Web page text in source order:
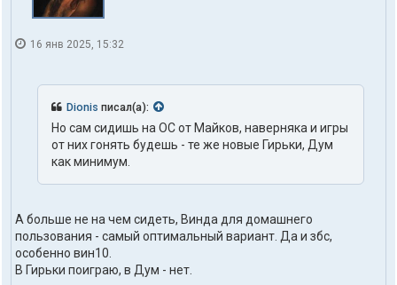
16 янв 2025, 15:32
Dionis писал(а):
Но сам сидишь на ОС от Майков, наверняка и игры
от них гонять будешь - те же новые Гирьки, Дум
как минимум.
А больше не на чем сидеть, Винда для домашнего
пользования - самый оптимальный вариант. Да и збс,
особенно вин10.
В Гирьки поиграю, в Дум - нет.